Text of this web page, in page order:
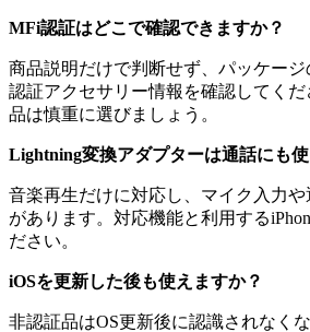
MFi認証はどこで確認できますか？
商品説明だけで判断せず、パッケー
認証アクセサリー情報を確認してく
品は慎重に選びましょう。
Lightning変換アダプターは通話にも
音楽再生だけに対応し、マイク入力
があります。対応機能と利用する
ださい。
iOSを更新した後も使えますか？
非認証品はOS更新後に認識されなく